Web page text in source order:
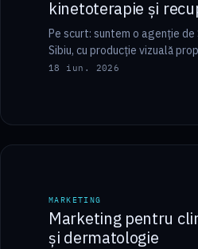
kinetoterapie și
Pe scurt: suntem o agenție de
Sibiu, cu producție vizuală
cabinet de kinetoterapie…
18 iun. 2026
MARKETING
Marketing pentru
și dermatologie